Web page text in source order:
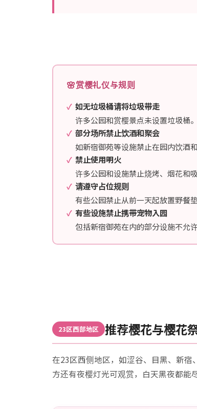
🌸赏樱礼仪与规则
如无垃圾桶请将垃圾带走
许多公园和赏樱景点未设置垃圾桶
部分场所禁止饮酒和聚会
如新宿御苑等设施禁止在园内饮酒
禁止使用明火
许多公园和设施禁止烧烤、烟花和
请遵守占位规则
有些公园禁止从前一天起放置野餐
有些设施禁止携带宠物入园
包括新宿御苑在内的部分设施不允
23区西部地区 推荐樱花与樱花
在23区西侧地区，如涩谷、目黑、新
方还有夜樱灯光可观赏，白天黑夜都能